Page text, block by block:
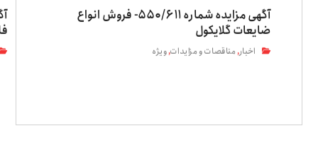
آگهی مزایده شماره ۵۵۰/۶۱۱- فروش انواع
ضایعات گلایکول
اخبار, مناقصات و مزایدات,ویژه